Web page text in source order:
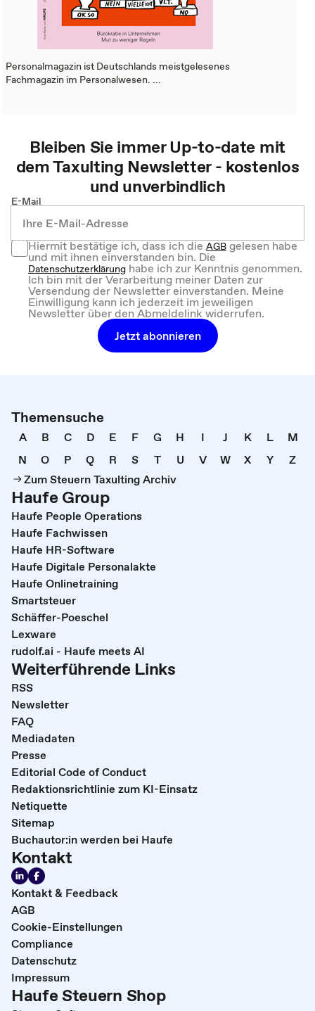
Personalmagazin ist Deutschlands meistgelesenes
Fachmagazin im Personalwesen. ...
Bleiben Sie immer Up-to-date mit
demTaxulting Newsletter - kostenlos
und unverbindlich
E-Mail
Hiermit bestätige ich, dass ich dieAGBgelesen habe
und mit ihnen einverstanden bin. Die
Datenschutzerklärung habe ich zur Kenntnis genommen.
Ich bin mit der Verarbeitung meiner Daten zur
Versendung der Newsletter einverstanden. Meine
Einwilligung kann ich jederzeit im jeweiligen
Newsletter über den Abmeldelink widerrufen.
Jetzt abonnieren
Themensuche
A B C D E F G H I J K L
M
N
O P Q R S T U V W X Y
Z
Zum Steuern Taxulting Archiv
Haufe Group
Haufe People Operations
Haufe Fachwissen
Haufe HR-Software
Haufe Digitale Personalakte
Haufe Onlinetraining
Smartsteuer
Schäffer-Poeschel
Lexware
rudolf.ai - Haufe meets AI
Weiterführende Links
RSS
Newsletter
FAQ
Mediadaten
Presse
Editorial Code of Conduct
Redaktionsrichtlinie zum KI-Einsatz
Netiquette
Sitemap
Buchautor:in werden bei Haufe
Kontakt
Kontakt & Feedback
AGB
Cookie-Einstellungen
Compliance
Datenschutz
Impressum
Haufe Steuern Shop